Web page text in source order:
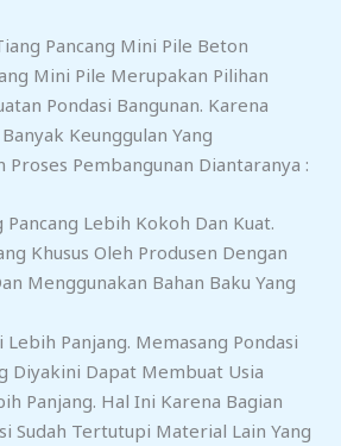
Pancang Mini Pile Beton
Mini Pile Merupakan Pilihan
Pondasi Bangunan. Karena
Keunggulan Yang
Proses Pembangunan Diantaranya :
Pancang Lebih Kokoh Dan Kuat.
Khusus Oleh Produsen Dengan
Menggunakan Bahan Baku Yang
Lebih Panjang. Memasang Pondasi
Diyakini Dapat Membuat Usia
Panjang. Hal Ini Karena Bagian
Sudah Tertutupi Material Lain Yang